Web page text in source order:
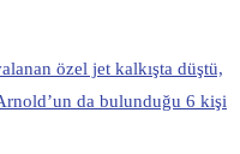
özel jet kalkışta düştü,
da bulunduğu 6 kişi